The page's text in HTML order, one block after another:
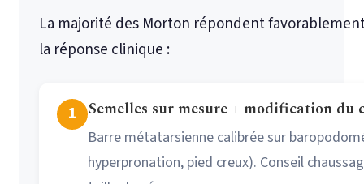
La majorité des Morton répondent
la réponse clinique :
1 Semelles sur mesure + modification du
Barre métatarsienne calibrée sur
hyperpronation, pied creux). Conseil